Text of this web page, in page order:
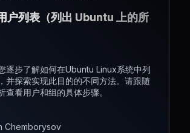
户列表（列出 Ubuntu 上的所
逐步了解如何在Ubuntu Linux系统中列
并探索实现此目的的不同方法。请跟随
查看用户和组的具体步骤。
Chemborysov